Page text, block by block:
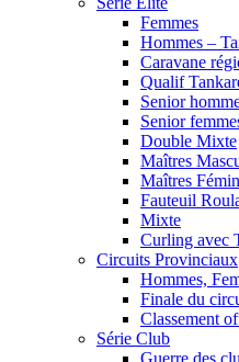
Femmes
Hommes –
Caravane
Qualif
Senior
Senior
Double Mixte
Maîtres
Maîtres
Fauteuil
Mixte
Curling avec
Circuits Provinciaux
Hommes,
Finale du
Classement
Série Club
Guerre des